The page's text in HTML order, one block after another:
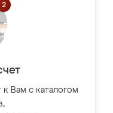
Вам с каталогом